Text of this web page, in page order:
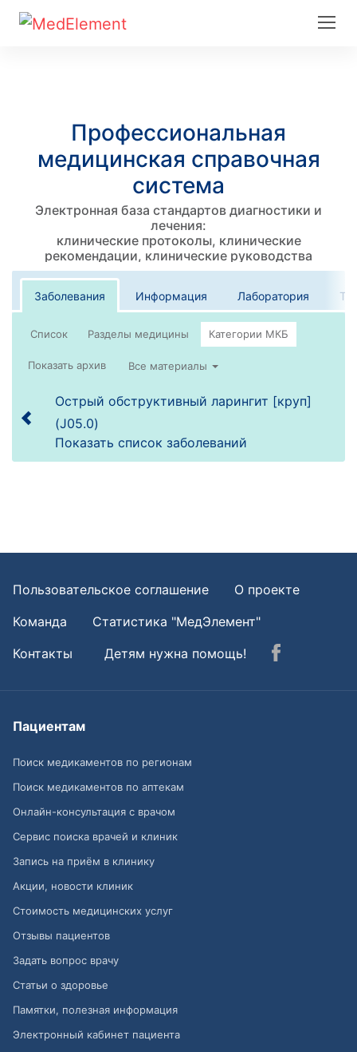
Профессиональная
медицинская справочная
система
Электронная база стандартов диагностики и
лечения:
клинические протоколы, клинические
рекомендации, клинические руководства
Заболевания Информация Лаборатория
Список
Все материалы
Острый обструктивный ларингит [круп]
(J05.0)
Показать список заболеваний
Пользовательское соглашение
О проекте
Команда
Статистика "МедЭлемент"
Контакты
Детям нужна помощь!
Пациентам
Поиск медикаментов по регионам
Поиск медикаментов по аптекам
Онлайн-консультация с врачом
Сервис поиска врачей и клиник
Запись на приём в клинику
Акции, новости клиник
Стоимость медицинских услуг
Отзывы пациентов
Задать вопрос врачу
Статьи о здоровье
Памятки, полезная информация
Электронный кабинет пациента